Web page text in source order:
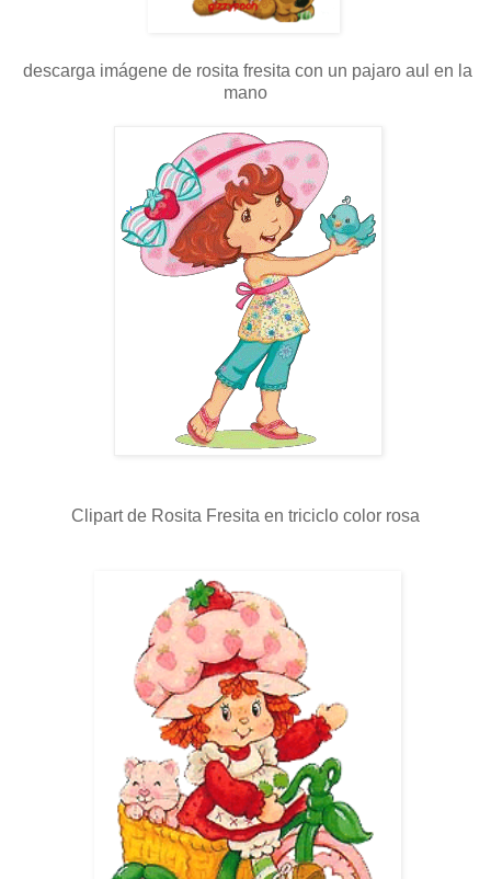
descarga imágene de rosita fresita con un pajaro aul en la
mano
Clipart de Rosita Fresita en triciclo color rosa